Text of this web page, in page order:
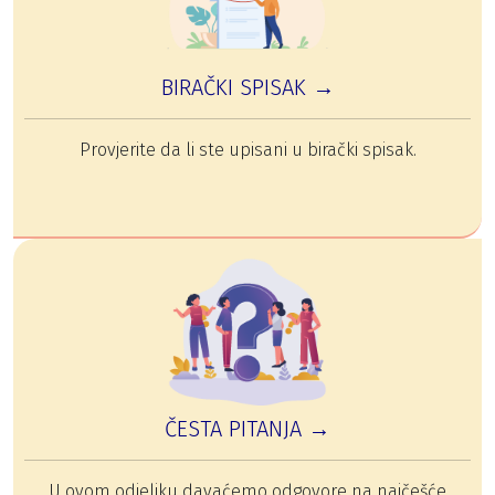
BIRAČKI SPISAK →
Provjerite da li ste upisani u birački spisak.
ČESTA PITANJA →
U ovom odjeljku davaćemo odgovore na najčešće